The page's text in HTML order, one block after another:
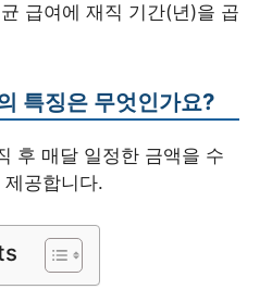
급여에 재직 기간(년)을 곱
특징은 무엇인가요?
후 매달 일정한 금액을 수
공합니다.